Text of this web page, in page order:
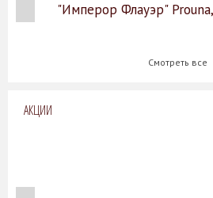
"Имперор Флауэр"
Смотреть все
АКЦИИ